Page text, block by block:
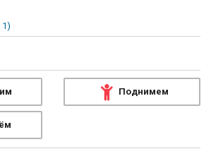
1)
Поднимем